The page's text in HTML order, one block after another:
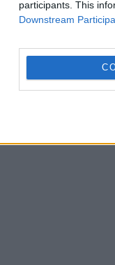
participants. This
Downstream
și
și
de